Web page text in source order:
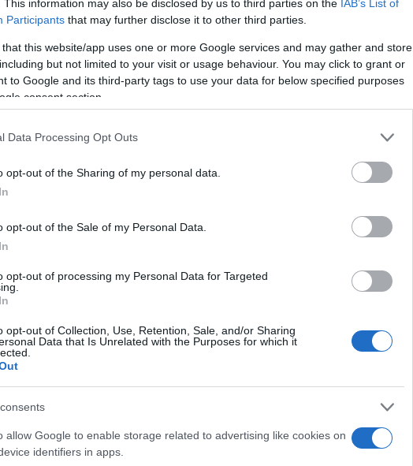
This information may also be disclosed by us to third parties on the IAB’s List of
Participants that may further disclose it to other third parties.
that this website/app uses one or more Google services and may gather and store
but not limited to your visit or usage behaviour. You may click to grant or
to Google and its third-party tags to use your data for below specified purposes
consent section.
Data Processing Opt Outs
opt-out of the Sharing of my personal data.
opt-out of the Sale of my Personal Data.
opt-out of processing my Personal Data for Targeted
opt-out of Collection, Use, Retention, Sale, and/or Sharing
Data that Is Unrelated with the Purposes for which it
allow Google to enable storage related to advertising like cookies on
identifiers in apps.
nowe nadwozie
mocno zaawansowane. Z Veyrona
pozostawiając jedynie podwozie,
na tej bazie powstanie zupełnie
niską sylwetkę z wyraźnymi
Bugatti. Projektanci